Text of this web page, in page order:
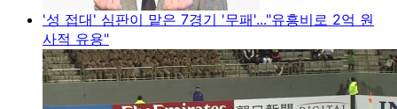
'성 접대' 심판이 맡은 7경기 '무패'..."유흥비로 2억 원
사적 유용"